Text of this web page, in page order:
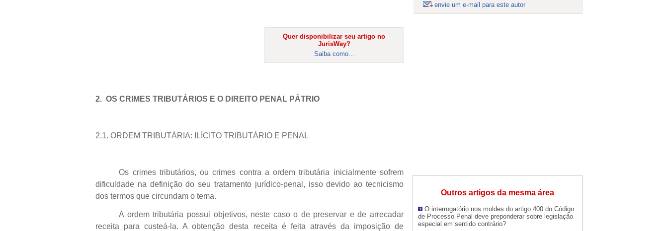
envie um e-mail para este autor
Outros artigos da mesma área
O interrogatório nos moldes do artigo 400 do Código
de Processo Penal deve preponderar sobre legislação
especial em sentido contrário?
Quer disponibilizar seu artigo no
JurisWay?
Saiba como...
2. OS CRIMES TRIBUTÁRIOS E O DIREITO PENAL PÁTRIO
2.1. ORDEM TRIBUTÁRIA: ILÍCITO TRIBUTÁRIO E PENAL
Os crimes tributários, ou crimes contra a ordem tributária inicialmente sofrem
dificuldade na definição do seu tratamento jurídico-penal, isso devido ao tecnicismo
dos termos que circundam o tema.
A ordem tributária possui objetivos, neste caso o de preservar e de arrecadar
receita para custeá-la. A obtenção desta receita é feita através da imposição de